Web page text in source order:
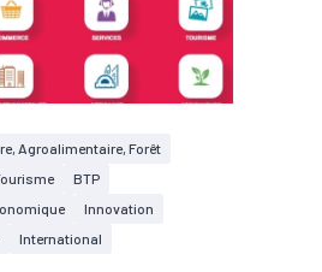
Agroalimentaire, Forêt
BTP
Innovation
International